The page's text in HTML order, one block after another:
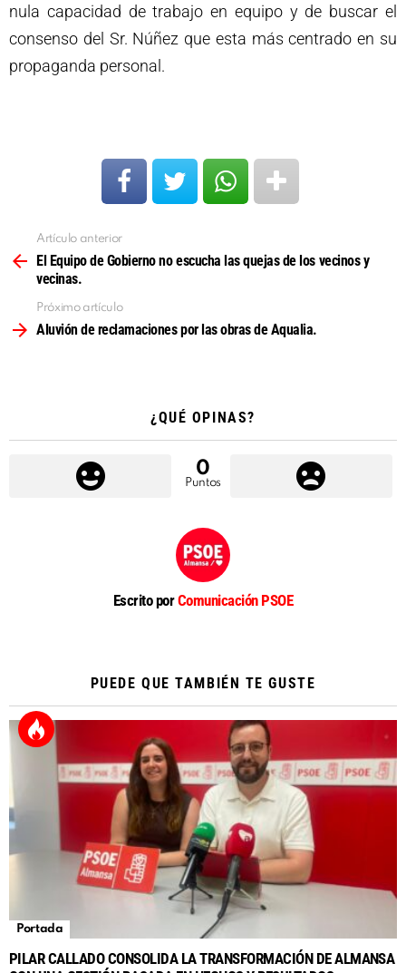
nula capacidad de trabajo en equipo y de buscar el
consenso del Sr. Núñez que esta más centrado en su
propaganda personal.
más
Artículo anterior
El Equipo de Gobierno no escucha las quejas de los vecinos y
vecinas.
Próximo artículo
Aluvión de reclamaciones por las obras de Aqualia.
¿QUÉ OPINAS?
0
Puntos
Escrito porComunicación PSOE
PUEDE QUE TAMBIÉN TE GUSTE
Portada
PILAR CALLADO CONSOLIDA LA TRANSFORMACIÓN DE ALMANSA